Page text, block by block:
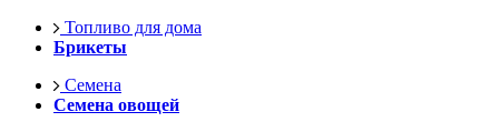
Топливо для дома
Брикеты
Семена
Семена овощей